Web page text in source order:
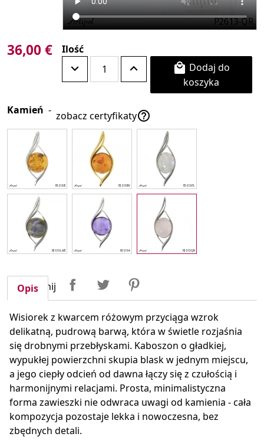
36,00 € Ilość

koszyka
Kamień - zobacz certyfikaty
Udostępnij UdostępnijTweetuj
Opis
Wisiorek z kwarcem różowym przyciąga wzrok
delikatną, pudrową barwą, która w świetle rozjaśnia
się drobnymi przebłyskami. Kaboszon o gładkiej,
wypukłej powierzchni skupia blask w jednym miejscu,
a jego ciepły odcień od dawna łączy się z czułością i
harmonijnymi relacjami. Prosta, minimalistyczna
forma zawieszki nie odwraca uwagi od kamienia - cała
kompozycja pozostaje lekka i nowoczesna, bez
zbędnych detali.